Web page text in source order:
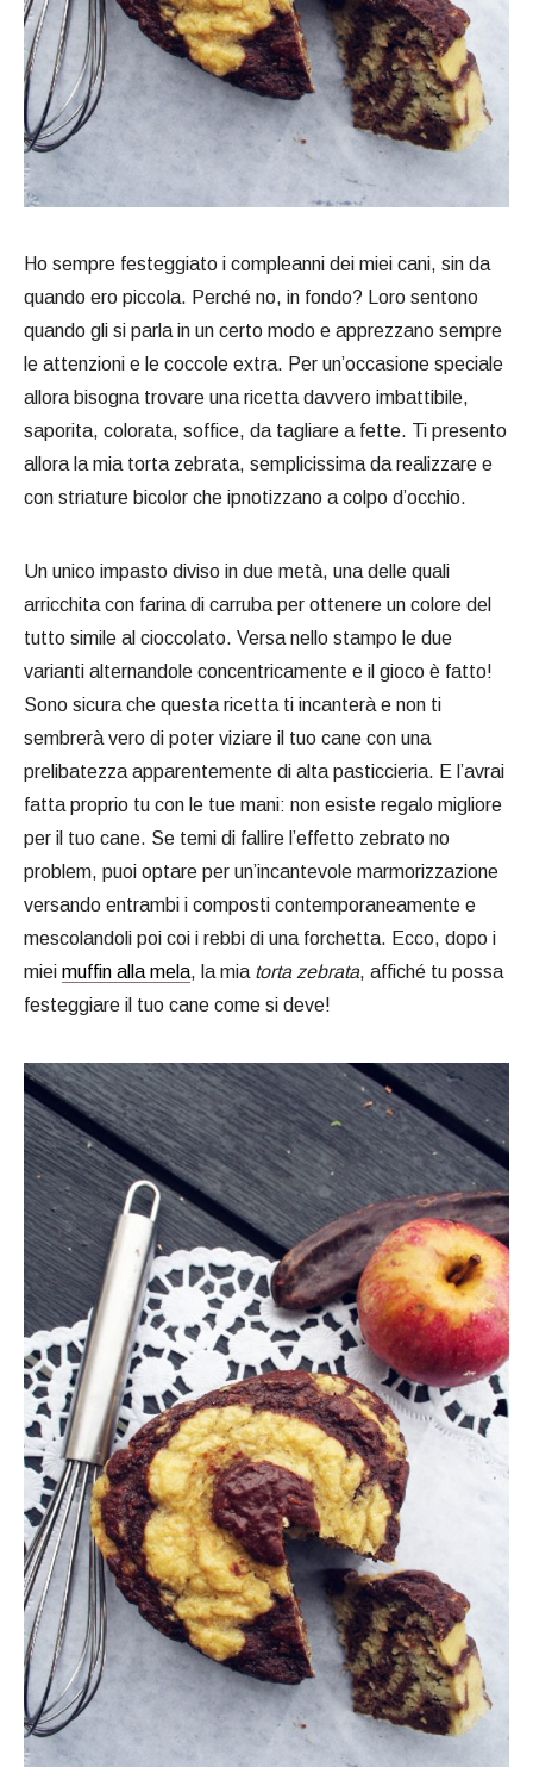
Ho sempre festeggiato i compleanni dei miei cani, sin da
quando ero piccola. Perché no, in fondo? Loro sentono
quando gli si parla in un certo modo e apprezzano sempre
le attenzioni e le coccole extra. Per un’occasione speciale
allora bisogna trovare una ricetta davvero imbattibile,
saporita, colorata, soffice, da tagliare a fette. Ti presento
allora la mia torta zebrata, semplicissima da realizzare e
con striature bicolor che ipnotizzano a colpo d’occhio.
Un unico impasto diviso in due metà, una delle quali
arricchita con farina di carruba per ottenere un colore del
tutto simile al cioccolato. Versa nello stampo le due
varianti alternandole concentricamente e il gioco è fatto!
Sono sicura che questa ricetta ti incanterà e non ti
sembrerà vero di poter viziare il tuo cane con una
prelibatezza apparentemente di alta pasticcieria. E l’avrai
fatta proprio tu con le tue mani: non esiste regalo migliore
per il tuo cane. Se temi di fallire l’effetto zebrato no
problem, puoi optare per un’incantevole marmorizzazione
versando entrambi i composti contemporaneamente e
mescolandoli poi coi i rebbi di una forchetta. Ecco, dopo i
miei muffin alla mela, la mia torta zebrata, affiché tu possa
festeggiare il tuo cane come si deve!